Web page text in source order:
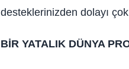
desteklerinizden dolayı
BİR YATALIK DÜNYA